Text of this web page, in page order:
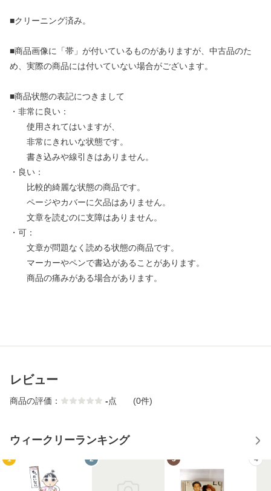
■クリーニング済み。
■商品画像に「帯」が付いているものがありますが、中古品のた
め、実際の商品には付いていない場合がございます。
■商品状態の表記につきまして
・非常に良い：
使用されてはいますが、
非常にきれいな状態です。
書き込みや線引きはありません。
・良い：
比較的綺麗な状態の商品です。
ページやカバーに欠品はありません。
文章を読むのに支障はありません。
・可：
文章が問題なく読める状態の商品です。
マーカーやペンで書込があることがあります。
商品の痛みがある場合があります。
レビュー
商品の評価： -点 (0件)
ウィークリーランキング
1 2 3 4